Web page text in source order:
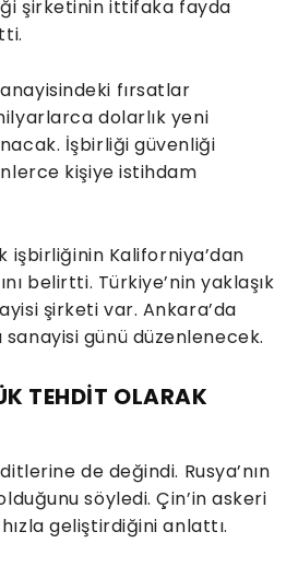
şirketinin ittifaka fayda
fırsatlar
dolarlık yeni
İşbirliği güvenliği
kişiye istihdam
Kaliforniya’dan
belirtti. Türkiye’nin yaklaşık
şirketi var. Ankara’da
günü düzenlenecek.
TEHDİT OLARAK
de değindi. Rusya’nın
söyledi. Çin’in askeri
geliştirdiğini anlattı.